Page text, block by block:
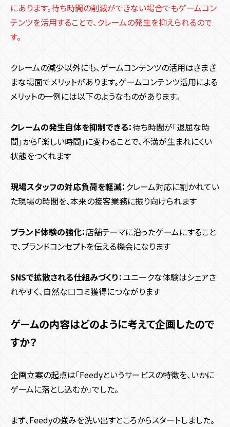
にあります。待ち時間の削減ができない場合でもゲームコン
テンツを活用することで、クレームの発生を抑えられるので
す。
クレームの減少以外にも、ゲームコンテンツの活用はさまざ
まな場面でメリットがあります。ゲームコンテンツ活用による
メリットの一例には以下のようなものがあります。
クレームの発生自体を抑制できる：待ち時間が「退屈な時
間」から「楽しい時間」に変わることで、不満が生まれにくい
状態をつくれます
現場スタッフの対応負荷を軽減：クレーム対応に割かれてい
た現場の時間を、本来の接客業務に振り向けられます
ブランド体験の強化：店舗テーマに沿ったゲームにすること
で、ブランドコンセプトを伝える機会になります
SNSで拡散される仕組みづくり：ユニークな体験はシェアさ
れやすく、自然な口コミ獲得につながります
ゲームの内容はどのように考えて企画したので
すか？
企画立案の起点は「Feedyというサービスの特徴を、いかに
ゲームに落とし込むか」でした。
まず、Feedyの強みを洗い出すところからスタートしました。